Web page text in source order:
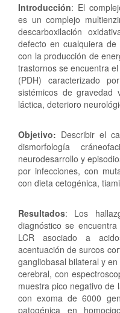
Introducción: El
es un complejo
descarboxilación
defecto en cualquiera
con la producción de
trastornos se encuentra
(PDH) caracterizado
sistémicos de gravedad
láctica, deterioro
Objetivo: Describir el
dismorfología
neurodesarrollo y
por infecciones, con
con dieta cetogénica,
Resultados: Los
diagnóstico se
LCR asociado a
acentuación de surcos
gangliobasal bilateral y
cerebral, con
muestra pico negativo de
con exoma de 6000
patogénica en